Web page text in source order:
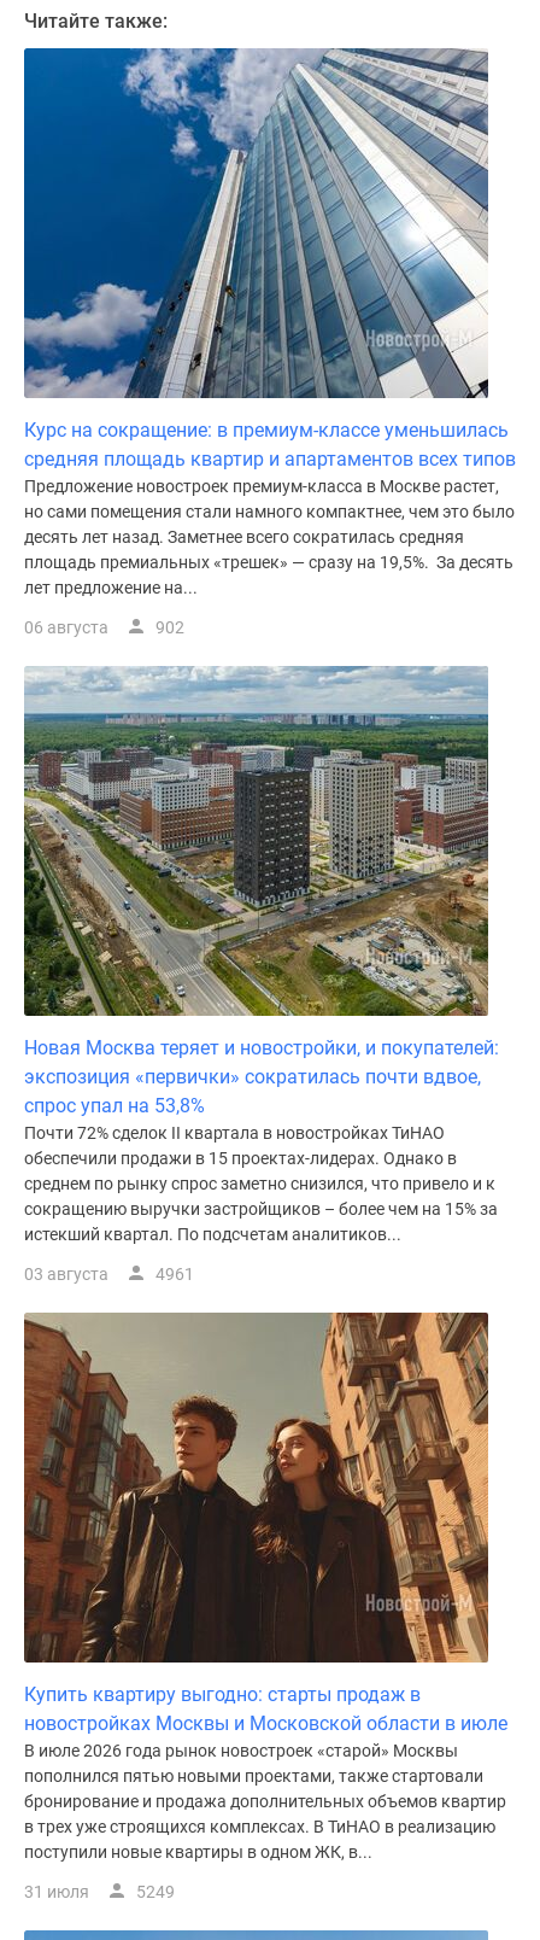
Читайте также:
Курс на сокращение: в премиум-классе уменьшилась
средняя площадь квартир и апартаментов всех типов
Предложение новостроек премиум-класса в Москве растет,
но сами помещения стали намного компактнее, чем это было
десять лет назад. Заметнее всего сократилась средняя
площадь премиальных «трешек» — сразу на 19,5%. За десять
лет предложение на...
06 августа 902
Новая Москва теряет и новостройки, и покупателей:
экспозиция «первички» сократилась почти вдвое,
спрос упал на 53,8%
Почти 72% сделок II квартала в новостройках ТиНАО
обеспечили продажи в 15 проектах-лидерах. Однако в
среднем по рынку спрос заметно снизился, что привело и к
сокращению выручки застройщиков – более чем на 15% за
истекший квартал. По подсчетам аналитиков...
03 августа 4961
Купить квартиру выгодно: старты продаж в
новостройках Москвы и Московской области в июле
В июле 2026 года рынок новостроек «старой» Москвы
пополнился пятью новыми проектами, также стартовали
бронирование и продажа дополнительных объемов квартир
в трех уже строящихся комплексах. В ТиНАО в реализацию
поступили новые квартиры в одном ЖК, в...
31 июля 5249